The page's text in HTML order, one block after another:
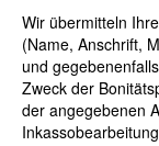
Wir übermitteln
(Name, Anschrift,
und
Zweck der
der angegebenen